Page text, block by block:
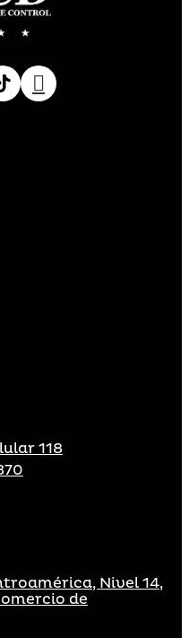
118
Nivel 14,
de